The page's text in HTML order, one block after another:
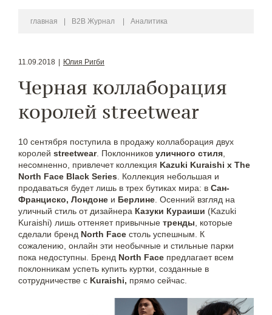
главная B2B Журнал Аналитика
11.09.2018 Юлия Ригби
Черная коллаборация
королей streetwear
10 сентября поступила в продажу коллаборация двух
королей streetwear. Поклонников уличного стиля
несомненно, привлечет коллекция Kazuki Kuraishi x The
North Face Black Series . Коллекция небольшая и
продаваться будет лишь в трех бутиках мира: в Сан-
Франциско, Лондоне и Берлине . Осенний взгляд на
уличный стиль от дизайнера Казуки Кураиши (Kazuki
Kuraishi) лишь оттеняет привычные тренды , которые
сделали бренд North Face столь успешным. К
сожалению, онлайн эти необычные и стильные парки
пока недоступны. Бренд North Face предлагает всем
поклонникам успеть купить куртки, созданные в
сотрудничестве с Kuraishi, прямо сейчас.